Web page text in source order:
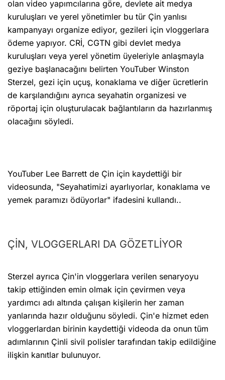
olan video yapımcılarına göre, devlete ait medya
kuruluşları ve yerel yönetimler bu tür Çin yanlısı
kampanyayı organize ediyor, gezileri için vloggerlara
ödeme yapıyor. CRİ, CGTN gibi devlet medya
kuruluşları veya yerel yönetim üyeleriyle anlaşmayla
geziye başlanacağını belirten YouTuber Winston
Sterzel, gezi için uçuş, konaklama ve diğer ücretlerin
de karşılandığını ayrıca seyahatin organizesi ve
röportaj için oluşturulacak bağlantıların da hazırlanmış
olacağını söyledi.
YouTuber Lee Barrett de Çin için kaydettiği bir
videosunda, "Seyahatimizi ayarlıyorlar, konaklama ve
yemek paramızı ödüyorlar" ifadesini kullandı..
ÇİN, VLOGGERLARI DA GÖZETLİYOR
Sterzel ayrıca Çin'in vloggerlara verilen senaryoyu
takip ettiğinden emin olmak için çevirmen veya
yardımcı adı altında çalışan kişilerin her zaman
yanlarında hazır olduğunu söyledi. Çin'e hizmet eden
vloggerlardan birinin kaydettiği videoda da onun tüm
adımlarının Çinli sivil polisler tarafından takip edildiğine
ilişkin kanıtlar bulunuyor.